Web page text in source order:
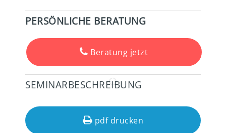
PERSÖNLICHE BERATUNG
Beratung jetzt
SEMINARBESCHREIBUNG
pdf drucken